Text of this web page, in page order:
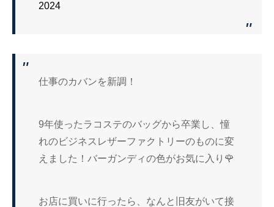
2024
仕事のカバンを新調！
9年使ったラコステのバッグから卒業し、憧
れのビジネスレザーファクトリーのものに変
えました！バーガンディの色がお気に入り🌹
お店に買いに行ったら、なんと旧友がいて接